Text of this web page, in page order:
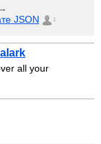
JSON 1
all your